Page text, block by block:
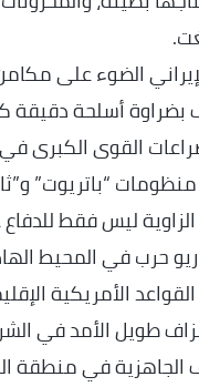
الضوء على
أسلحة دقيقة
القوى الكبرى
“باتريوت”
ليس فقط للدفاع
حرب في المحيط
القواعد الأمريكية
طويل الأمد في
في منطقة